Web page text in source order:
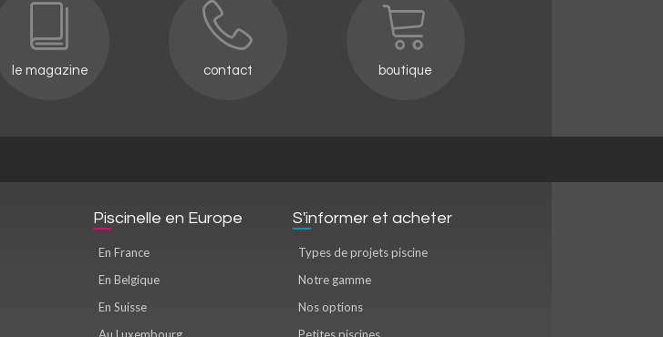
le magazine contact boutique
Piscinelle en Europe
En France
En Belgique
En Suisse
S'informer et acheter
Types de projets piscine
Notre gamme
Nos options